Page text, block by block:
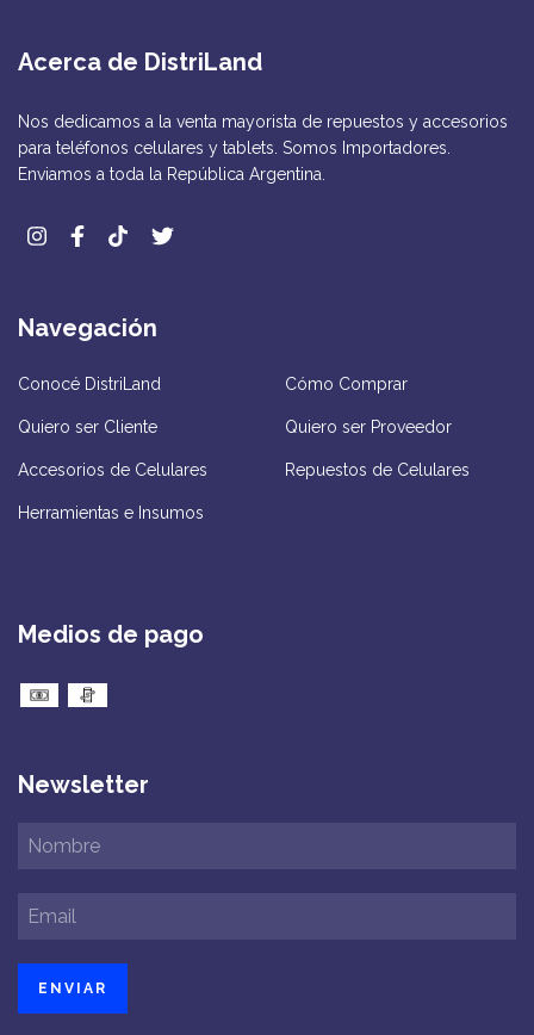
Acerca de DistriLand
Nos dedicamos a la venta mayorista de repuestos y accesorios
para teléfonos celulares y tablets. Somos Importadores.
Enviamos a toda la República Argentina.
Navegación
Conocé DistriLand Cómo Comprar
Quiero ser Cliente Quiero ser Proveedor
Accesorios de Celulares Repuestos de Celulares
Herramientas e Insumos
Medios de pago
Newsletter